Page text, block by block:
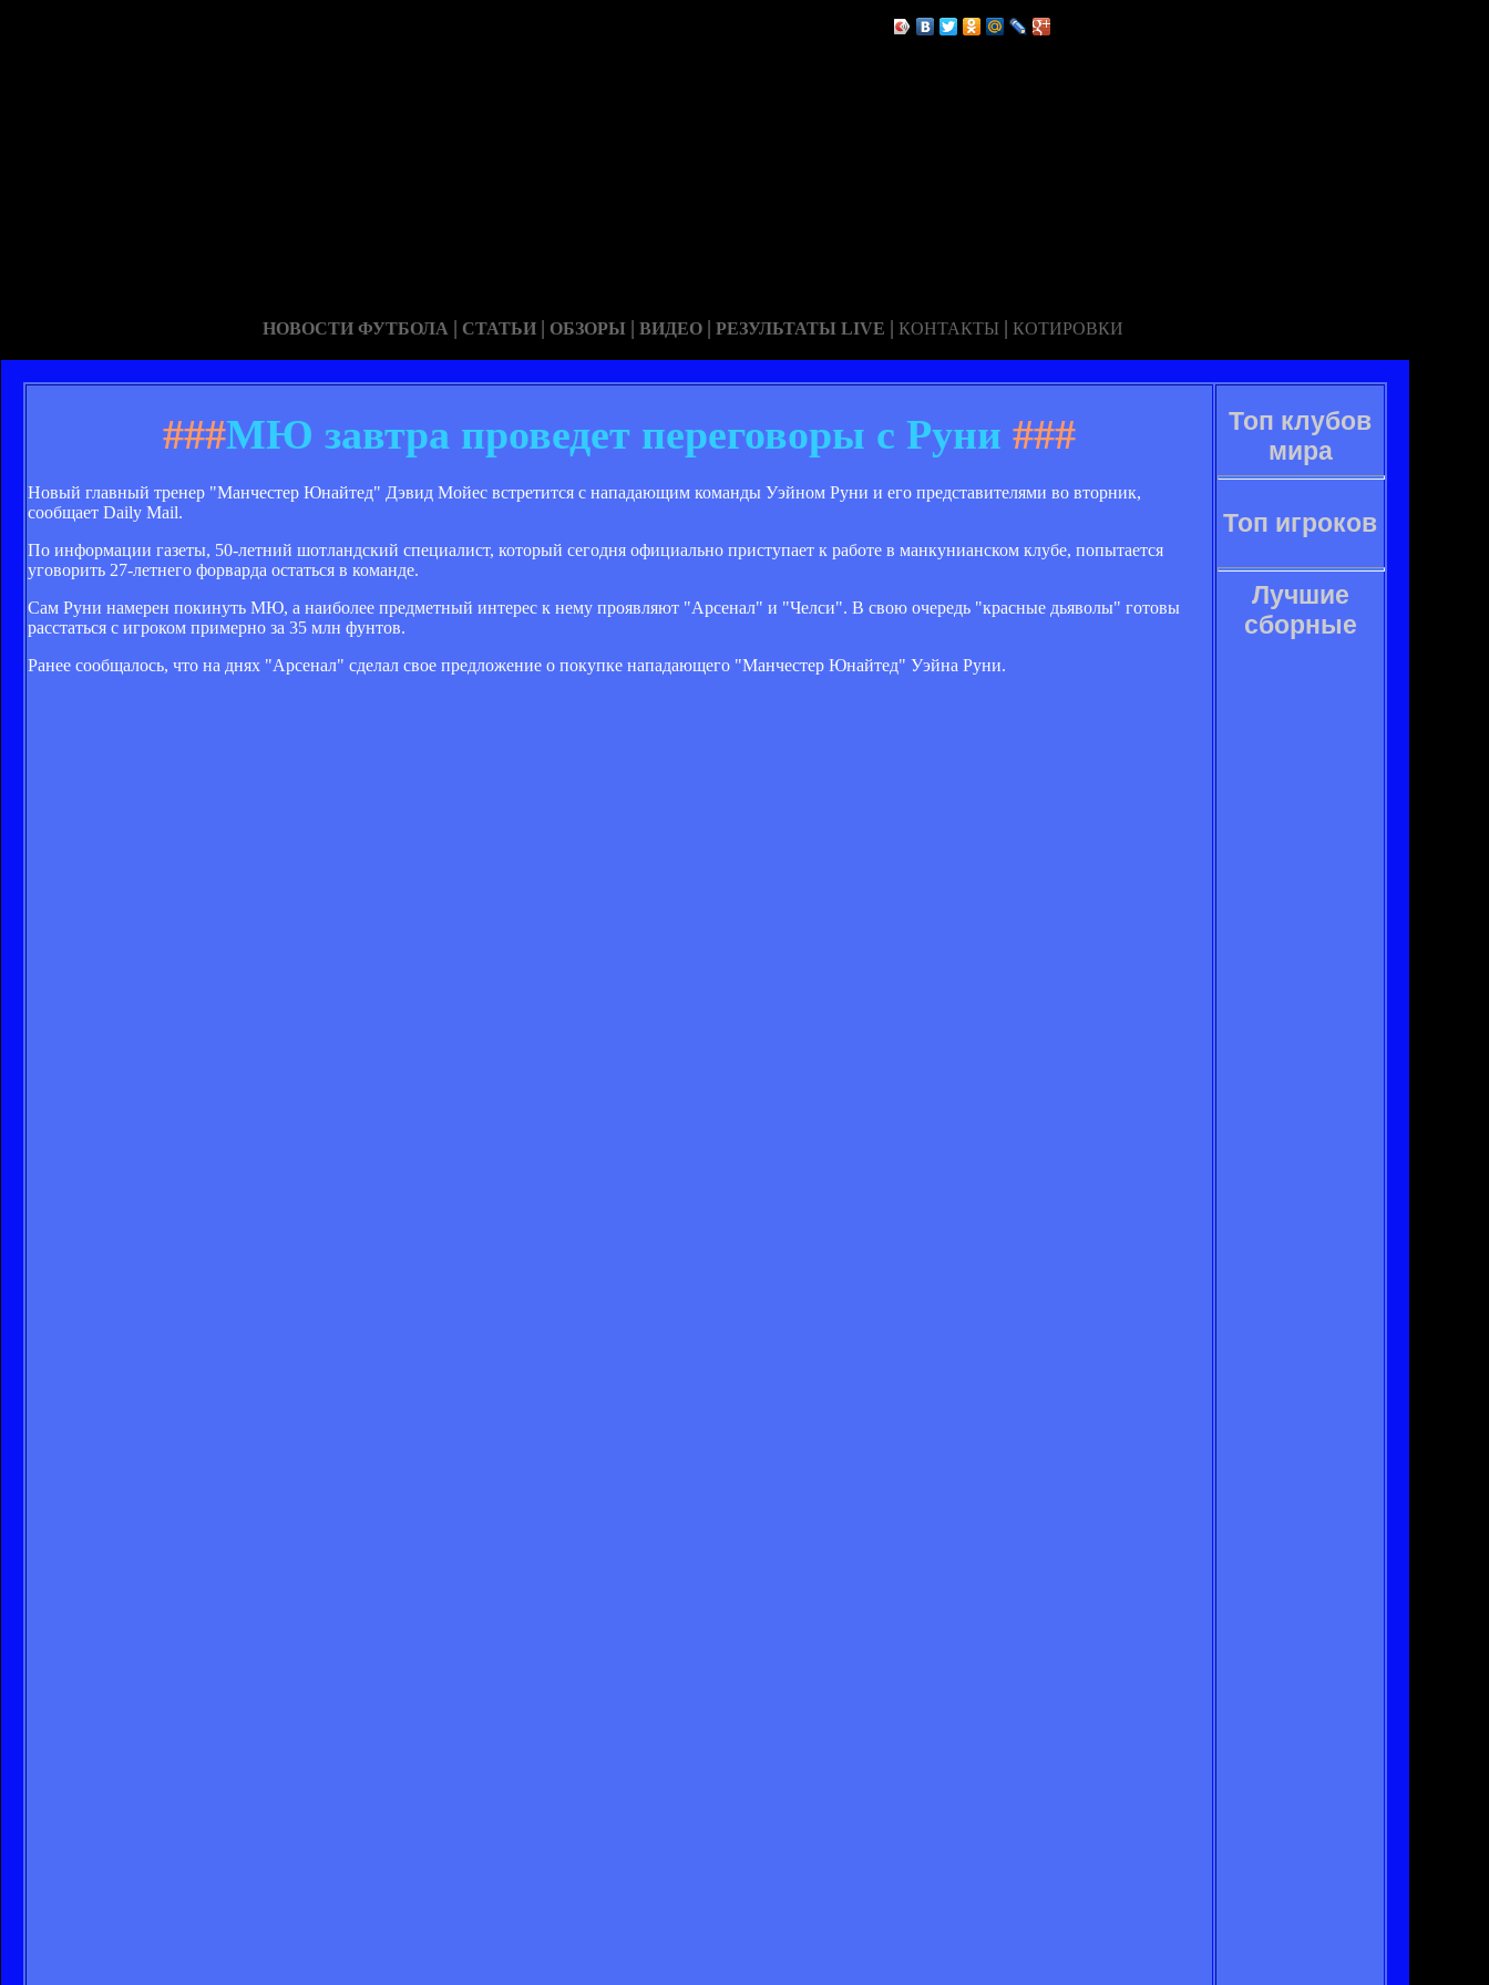
НОВОСТИ ФУТБОЛА | СТАТЬИ | ОБЗОРЫ | ВИДЕО | РЕЗУЛЬТАТЫ LIVE | КОНТАКТЫ | КОТИРОВКИ
###МЮ завтра проведет переговоры с Руни ###
Новый главный тренер "Манчестер Юнайтед" Дэвид Мойес встретится с нападающим команды Уэйном Руни и его представителями во вторник,
сообщает Daily Mail.
По информации газеты, 50-летний шотландский специалист, который сегодня официально приступает к работе в манкунианском клубе, попытается
уговорить 27-летнего форварда остаться в команде.
Сам Руни намерен покинуть МЮ, а наиболее предметный интерес к нему проявляют "Арсенал" и "Челси". В свою очередь "красные дьяволы" готовы
расстаться с игроком примерно за 35 млн фунтов.
Ранее сообщалось, что на днях "Арсенал" сделал свое предложение о покупке нападающего "Манчестер Юнайтед" Уэйна Руни.
Топ клубов
мира
Топ игроков
Лучшие
сборные